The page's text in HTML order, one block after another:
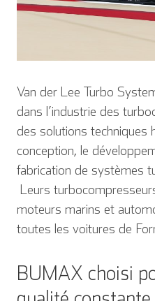
Van der Lee Turbo
dans l’industrie des
des solutions techniques
conception, le
fabrication de systèmes
Leurs
moteurs marins et
toutes les voitures de
BUMAX choisi